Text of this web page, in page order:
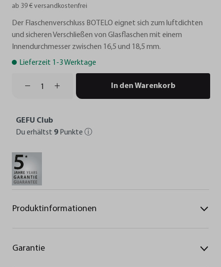
ab 39 € versandkostenfrei
Der Flaschenverschluss BOTELO eignet sich zum luftdichten
und sicheren Verschließen von Glasflaschen mit einem
Innendurchmesser zwischen 16,5 und 18,5 mm.
Lieferzeit 1-3 Werktage
In den Warenkorb
GEFU Club
Du erhältst 9 Punkte ⓘ
Produktinformationen
Garantie